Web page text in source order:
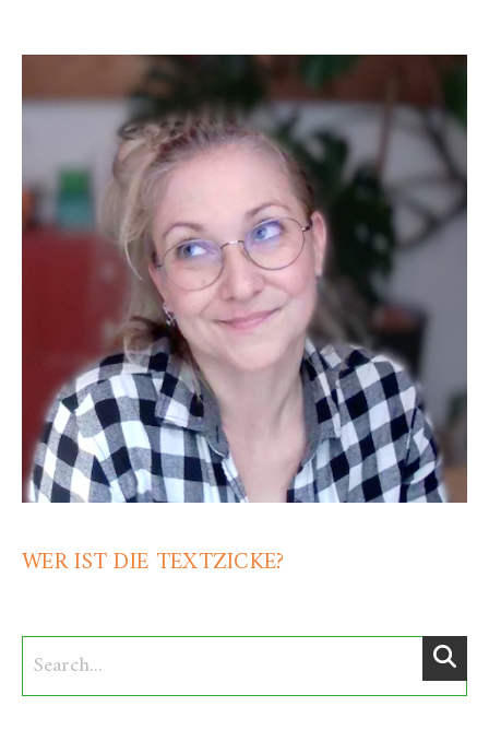
WER IST DIE TEXTZICKE?